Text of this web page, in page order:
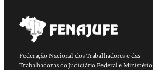
Federação Nacional dos Trabalhadores e das
Trabalhadoras do Judiciário Federal e Ministério